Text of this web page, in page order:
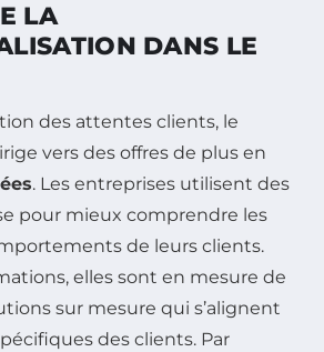
LA
DANS LE
des attentes clients, le
vers des offres de plus en
. Les entreprises utilisent des
pour mieux comprendre les
de leurs clients.
elles sont en mesure de
sur mesure qui s’alignent
des clients. Par